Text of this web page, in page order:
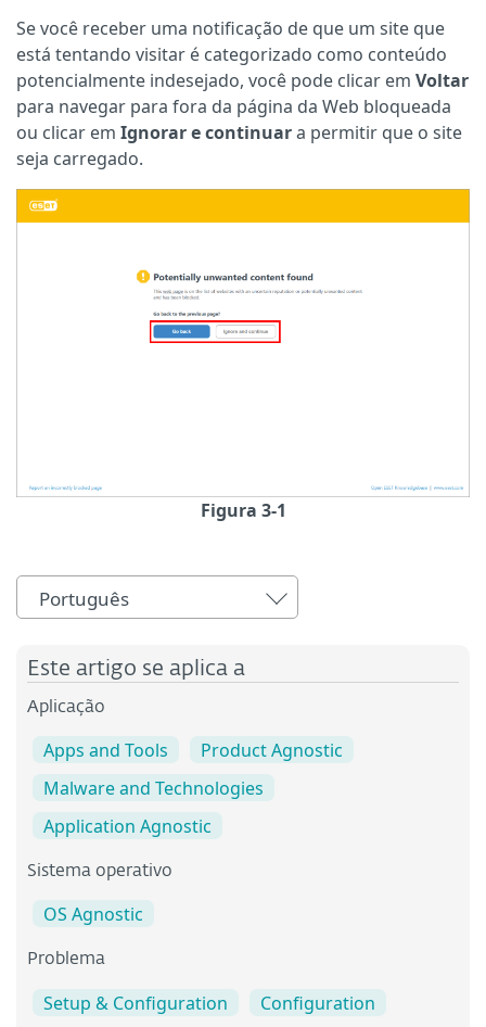
Se você receber uma notificação de que um site que
está tentando visitar é categorizado como conteúdo
potencialmente indesejado, você pode clicar em Voltar
para navegar para fora da página da Web bloqueada
ou clicar em Ignorar e continuara permitir que o site
seja carregado.
Figura 3-1
Português
Este artigo se aplica a
Aplicação
Apps and Tools
Product Agnostic
Malware and Technologies
Application Agnostic
Sistema operativo
OS Agnostic
Problema
Setup & Configuration
Configuration